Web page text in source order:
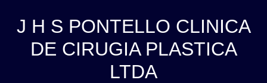
J H S PONTELLO CLINICA
DE CIRUGIA PLASTICA
LTDA